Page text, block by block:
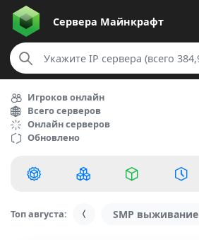
Сервера Майнкрафт
Игроков онлайн
Всего серверов
Онлайн серверов
Обновлено
Топ августа: SMP выживание